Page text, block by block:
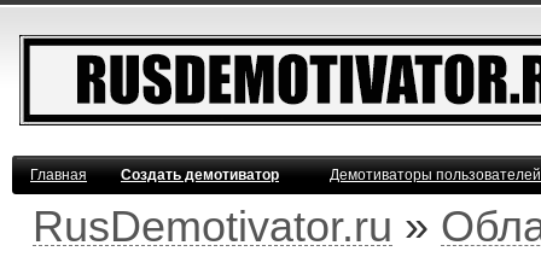
Главная Создать демотиватор Демотиваторы
RusDemotivator.ru »